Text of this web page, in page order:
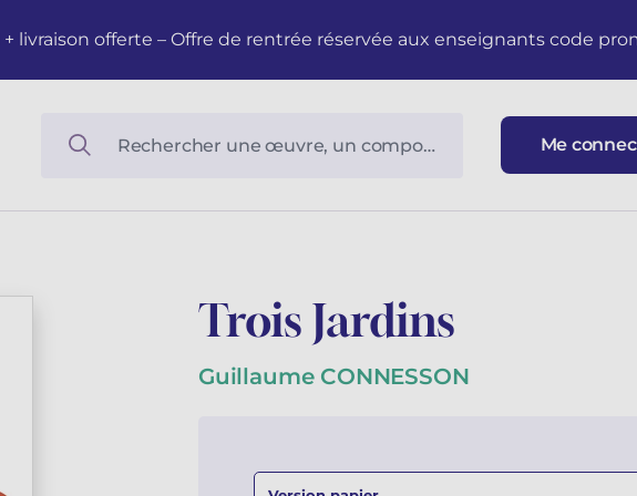
livraison offerte – Offre de rentrée réservée aux enseignants code
Me
Trois Jardins
Guillaume CONNESSON